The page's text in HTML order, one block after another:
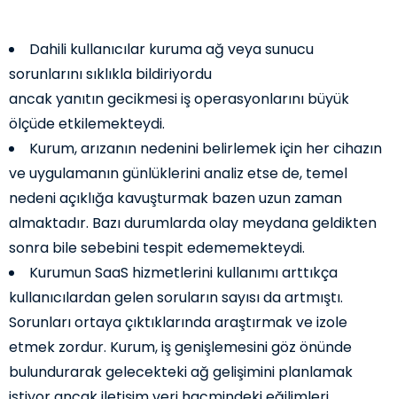
Dahili kullanıcılar kuruma ağ veya sunucu
sorunlarını sıklıkla bildiriyordu
ancak yanıtın gecikmesi iş operasyonlarını büyük
ölçüde etkilemekteydi.
Kurum, arızanın nedenini belirlemek için her cihazın
ve uygulamanın günlüklerini analiz etse de, temel
nedeni açıklığa kavuşturmak bazen uzun zaman
almaktadır. Bazı durumlarda olay meydana geldikten
sonra bile sebebini tespit edememekteydi.
Kurumun SaaS hizmetlerini kullanımı arttıkça
kullanıcılardan gelen soruların sayısı da artmıştı.
Sorunları ortaya çıktıklarında araştırmak ve izole
etmek zordur. Kurum, iş genişlemesini göz önünde
bulundurarak gelecekteki ağ gelişimini planlamak